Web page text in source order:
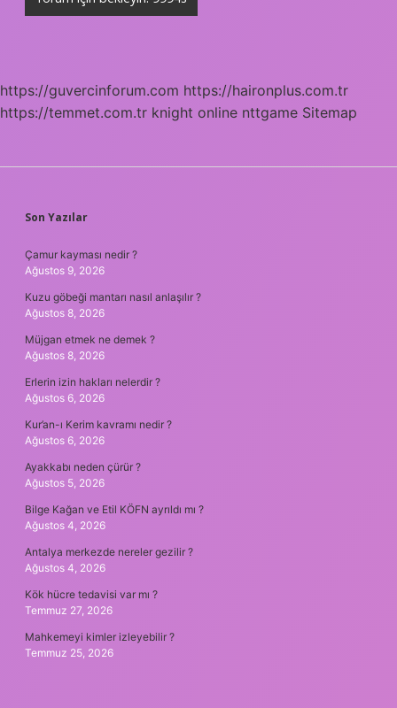
https://guvercinforum.com https://haironplus.com.tr
https://temmet.com.tr knight online nttgame Sitemap
SIDEBAR
Son Yazılar
Çamur kayması nedir ?
Ağustos 9, 2026
Kuzu göbeği mantarı nasıl anlaşılır ?
Ağustos 8, 2026
Müjgan etmek ne demek ?
Ağustos 8, 2026
Erlerin izin hakları nelerdir ?
Ağustos 6, 2026
Kur’an-ı Kerim kavramı nedir ?
Ağustos 6, 2026
Ayakkabı neden çürür ?
Ağustos 5, 2026
Bilge Kağan ve Etil KÖFN ayrıldı mı ?
Ağustos 4, 2026
Antalya merkezde nereler gezilir ?
Ağustos 4, 2026
Kök hücre tedavisi var mı ?
Temmuz 27, 2026
Mahkemeyi kimler izleyebilir ?
Temmuz 25, 2026